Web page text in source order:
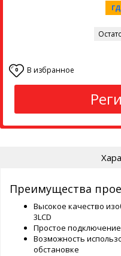
0 В избранное
Преимущества
Высокое качество
3LCD
Простое
Возможность
обстановке